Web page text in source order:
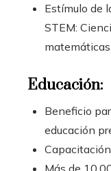
Estímulo de
STEM:
matemáticas.
Educación:
Beneficio
educación